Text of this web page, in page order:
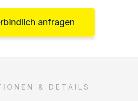
anfragen
& DETAILS